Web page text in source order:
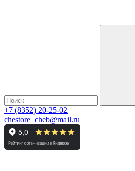
+7 (8352) 20-25-02
chestore_cheb@mail.ru